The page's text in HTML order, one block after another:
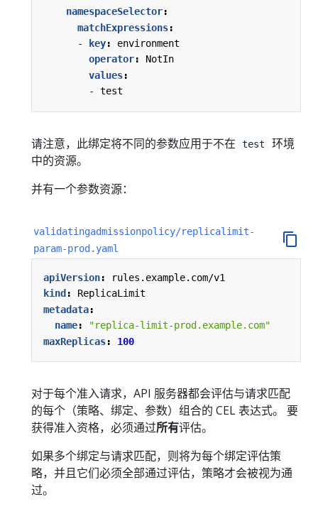
namespaceSelector:
matchExpressions:
-
key:
environment
operator:
NotIn
values:
- test
请注意，此绑定将不同的参数应用于不在 test
环境
中的资源。
并有一个参数资源：
validatingadmissionpolicy/replicalimit-
param-prod.yaml
apiVersion:
rules.example.com/v1
kind :
ReplicaLimit
metadata:
name:
"replica-limit-prod.example.com"
maxReplicas: 100
对于每个准入请求，API 服务器都会评估与请求匹配
的每个（策略、绑定、参数）组合的 CEL 表达式。 要
获得准入资格，必须通过所有评估。
如果多个绑定与请求匹配，则将为每个绑定评估策
略，并且它们必须全部通过评估，策略才会被视为通
过。